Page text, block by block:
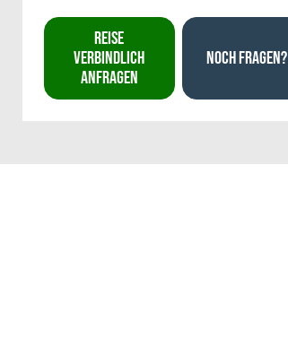
REISE
VERBINDLICH
ANFRAGEN
NOCH FRAGEN?